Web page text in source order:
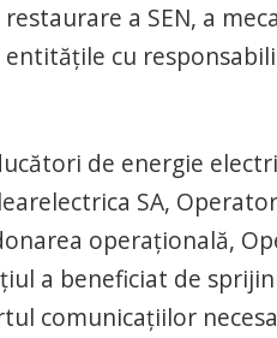
a SEN, a
cu
de energie
SA,
operaţională,
a beneficiat de
comunicaţiilor